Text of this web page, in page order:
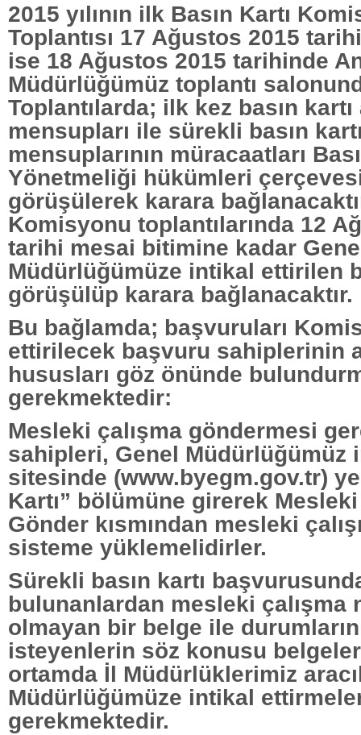
2015 yılının ilk Basın Kartı
Toplantısı 17 Ağustos 2015
ise 18 Ağustos 2015 tarihinde
Müdürlüğümüz toplantı
Toplantılarda; ilk kez basın
mensupları ile sürekli basın
mensuplarının müracaatları
Yönetmeliği hükümleri
görüşülerek karara
Komisyonu toplantılarında 12
tarihi mesai bitimine kadar
Müdürlüğümüze intikal ettirilen
görüşülüp karara bağlanacaktır.
Bu bağlamda; başvuruları
ettirilecek başvuru sahiplerinin
hususları göz önünde
gerekmektedir:
Mesleki çalışma göndermesi
sahipleri, Genel Müdürlüğümüz
sitesinde (www.byegm.gov.tr)
Kartı” bölümüne girerek Mesleki
Gönder kısmından mesleki
sisteme yüklemelidirler.
Sürekli basın kartı
bulunanlardan mesleki çalışma
olmayan bir belge ile
isteyenlerin söz konusu
ortamda İl Müdürlüklerimiz
Müdürlüğümüze intikal
gerekmektedir.